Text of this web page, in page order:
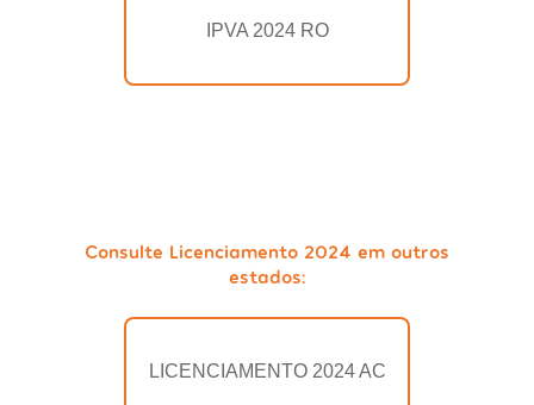
IPVA 2024 RO
Consulte Licenciamento 2024 em outros
estados:
LICENCIAMENTO 2024 AC